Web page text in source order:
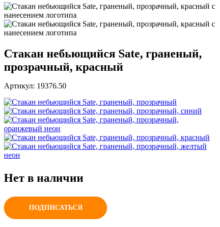
Стакан небьющийся Sate, граненый,
прозрачный, красный
Артикул: 19376.50
Нет в наличии
ПОДПИСАТЬСЯ